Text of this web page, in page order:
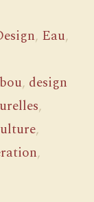
, Eau,
, design
,
,
,